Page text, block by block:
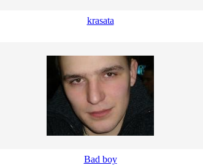
krasata
Bad boy